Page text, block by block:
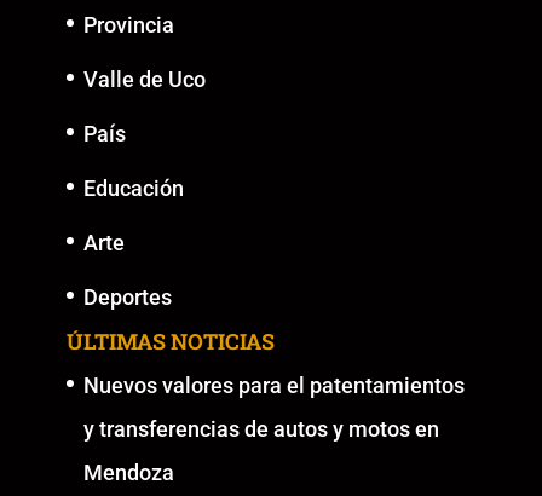
Provincia
Valle de Uco
País
Educación
Arte
Deportes
ÚLTIMAS NOTICIAS
Nuevos valores para el patentamientos
y transferencias de autos y motos en
Mendoza